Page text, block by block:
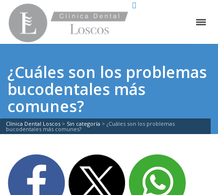
¿Cuáles son los problemas
bucodentales más
comunes?
Clínica Dental Loscos > Sin categoría > ¿Cuáles son los problemas
bucodentales más comunes?